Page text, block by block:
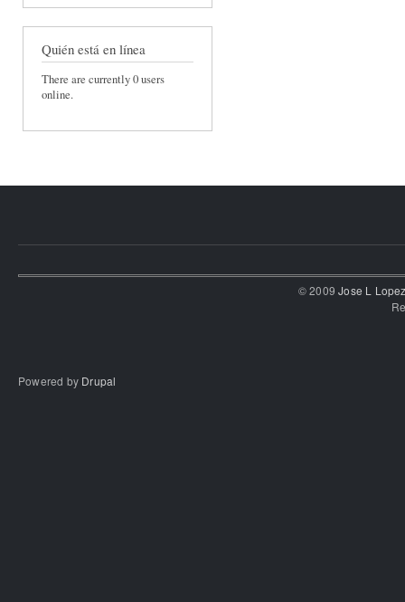
Quién está en línea
There are currently 0 users
online.
© 2009Jose L
Powered by Drupal